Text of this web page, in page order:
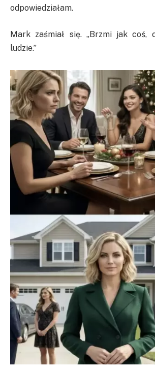
odpowiedziałam.
Mark zaśmiał się. „Brzmi jak coś,
ludzie.”